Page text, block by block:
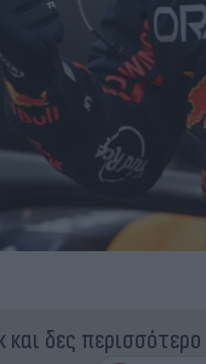
και δες περισσότερο